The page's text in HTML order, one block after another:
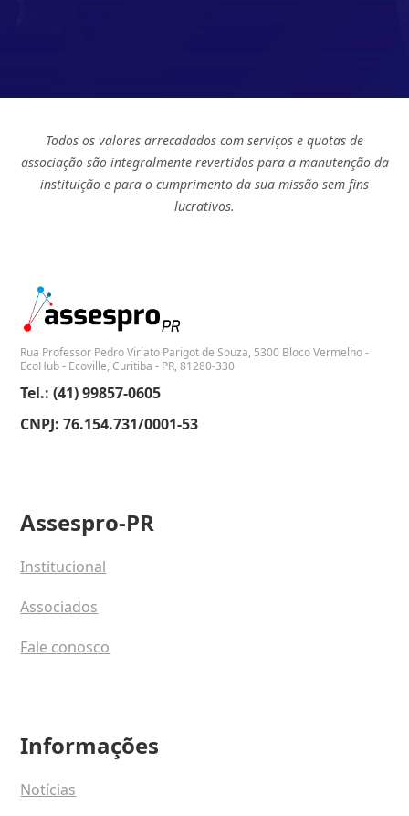
Todos os valores arrecadados com serviços e quotas de
associação são integralmente revertidos para a manutenção da
instituição e para o cumprimento da sua missão sem fins
lucrativos.
Rua Professor Pedro Viriato Parigot de Souza, 5300 Bloco Vermelho -
EcoHub - Ecoville, Curitiba - PR, 81280-330
Tel.: (41) 99857-0605
CNPJ: 76.154.731/0001-53
Assespro-PR
Institucional
Associados
Fale conosco
Informações
Notícias